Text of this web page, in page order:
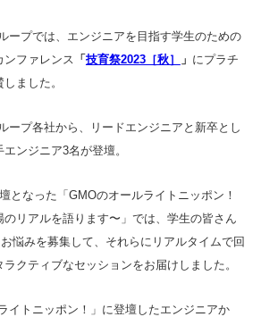
ープでは、エンジニアを目指す学生のための​
ンファレンス 「 技育祭2023［秋］ 」 にプラチ
ました。
ープ各社から、リードエンジニアと新卒とし
ンジニア3名が登壇。
となった「GMOのオールライトニッポン！
リアルを語ります〜」では、学生の皆さん
悩みを募集して、それらにリアルタイムで回
クティブなセッションをお届けしました。
イトニッポン！」に登壇したエンジニアか